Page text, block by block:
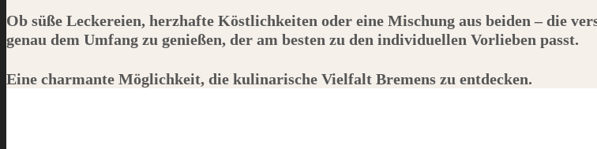
Ob süße Leckereien, herzhafte Köstlichkeiten oder eine Mischung aus beiden – die
genau dem Umfang zu genießen, der am besten zu den individuellen Vorlieben passt.
Eine charmante Möglichkeit, die kulinarische Vielfalt Bremens zu entdecken.